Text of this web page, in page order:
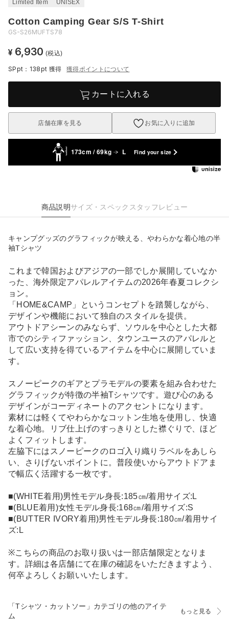
Limited Item UNISEX
Cotton Camping Gear S/S T-Shirt
GS-S26MUFTS78
¥ 6,930 (税込)
SPpt：138pt 獲得 獲得ポイントについて
カートに入れる
店舗在庫を見る お気に入りに追加
173cm / 69kg L Find your size
商品説明サイズ・スペック スタッフレビュー
キャンプグッズのグラフィックが映える、やわらかな着心地の半
袖Tシャツ
これまで韓国およびアジアの一部でしか展開していなか
った、海外限定アパレルアイテムの2026年春夏コレクシ
ョン。
「HOME&CAMP」というコンセプトを踏襲しながら、
デザインや機能において独自のスタイルを提供。
アウトドアシーンのみならず、ソウルを中心とした大都
市でのシティファッション、タウンユースのアパレルと
して広い支持を得ているアイテムを中心に展開していま
す。
スノーピークのギアとプラモデルの要素を組み合わせた
グラフィックが特徴の半袖Tシャツです。遊び心のある
デザインがコーディネートのアクセントになります。
素材には軽くてやわらかなコットン生地を使用し、快適
な着心地。リブ仕上げのすっきりとした襟ぐりで、ほど
よくフィットします。
左脇下にはスノーピークのロゴ入り織りラベルをあしら
い、さりげないポイントに。普段使いからアウトドアま
で幅広く活躍する一枚です。
■(WHITE着用)男性モデル身長:185㎝/着用サイズ:L
■(BLUE着用)女性モデル身長:168㎝/着用サイズ:S
■(BUTTER IVORY着用)男性モデル身長:180㎝/着用サイ
ズ:L
※こちらの商品のお取り扱いは一部店舗限定となりま
す。詳細は各店舗にて在庫の確認をいただきますよう、
何卒よろしくお願いいたします。
「Tシャツ・カットソー」カテゴリの他のアイテ
ム
もっと見る